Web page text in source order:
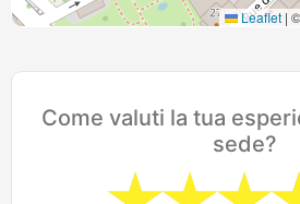
Leaflet | ©
Come valuti la tua
sede?